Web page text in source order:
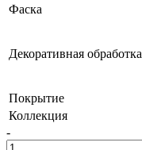
Фаска
Декоративная обработка
Покрытие
Коллекция
-